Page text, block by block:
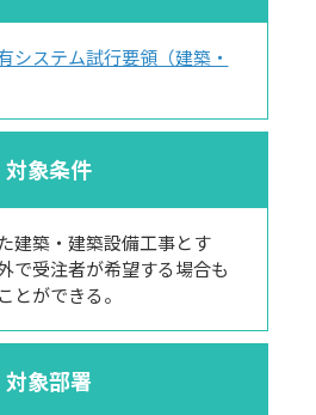
システム試行要領（建築・
対象条件
建築・建築設備工事とす
で受注者が希望する場合も
とができる。
対象部署